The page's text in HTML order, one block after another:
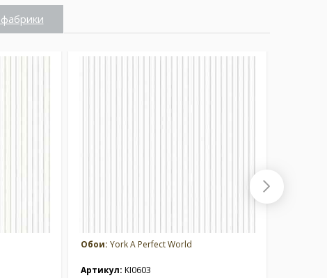
Обои: York A Perfect World
Артикул: KI0603